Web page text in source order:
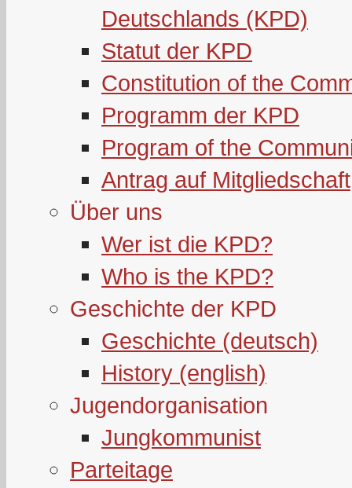
Deutschlands (KPD)
Statut der KPD
Constitution of the
Programm der KPD
Program of the
Antrag auf Mitgliedschaft
Über uns
Wer ist die KPD?
Who is the KPD?
Geschichte der KPD
Geschichte (deutsch)
History (english)
Jugendorganisation
Jungkommunist
Parteitage